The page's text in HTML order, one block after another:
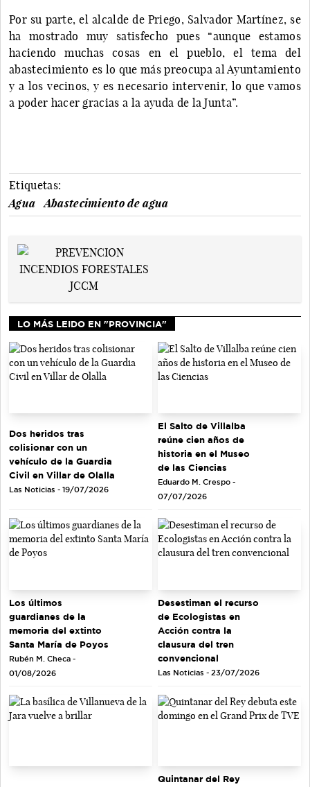
Por su parte, el alcalde de Priego, Salvador Martínez, se
ha mostrado muy satisfecho pues “aunque estamos
haciendo muchas cosas en el pueblo, el tema del
abastecimiento es lo que más preocupa al Ayuntamiento
y a los vecinos, y es necesario intervenir, lo que vamos
a poder hacer gracias a la ayuda de la Junta”.
Etiquetas:
Agua
Abastecimiento de agua
LO MÁS LEIDO EN "PROVINCIA"
Dos heridos tras
colisionar con un
vehículo de la Guardia
Civil en Villar de Olalla
Las Noticias - 19/07/2026
El Salto de Villalba
reúne cien años de
historia en el Museo
de las Ciencias
Eduardo M. Crespo -
07/07/2026
Los últimos
guardianes de la
memoria del extinto
Santa María de Poyos
Rubén M. Checa -
01/08/2026
Desestiman el recurso
de Ecologistas en
Acción contra la
clausura del tren
convencional
Las Noticias - 23/07/2026
Quintanar del Rey